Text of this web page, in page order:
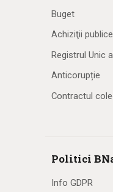
Buget
Achiziţii
Registrul Unic
Anticorupție
Contractul
Politici
Info GDPR